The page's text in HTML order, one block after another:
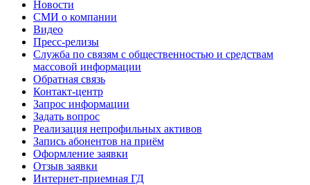
Новости
СМИ о компании
Видео
Пресс-релизы
Служба по связям с общественностью и средствам
массовой информации
Обратная связь
Контакт-центр
Запрос информации
Задать вопрос
Реализация непрофильных активов
Запись абонентов на приём
Оформление заявки
Отзыв заявки
Интернет-приемная ГД